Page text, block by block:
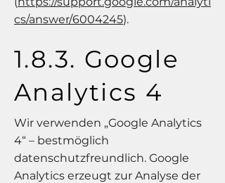
cs/answer/6004245).
1.8.3. Google
Analytics 4
Wir verwenden „Google Analytics
4“ – bestmöglich
datenschutzfreundlich. Google
Analytics erzeugt zur Analyse der